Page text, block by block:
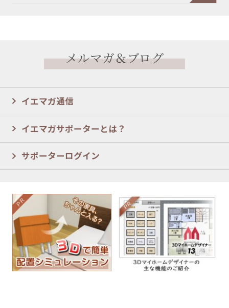
メルマガ＆ブログ
イエマガ通信
イエマガサポーターとは？
サポーターログイン